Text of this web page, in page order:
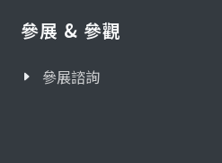
參展 & 參觀
參展諮詢